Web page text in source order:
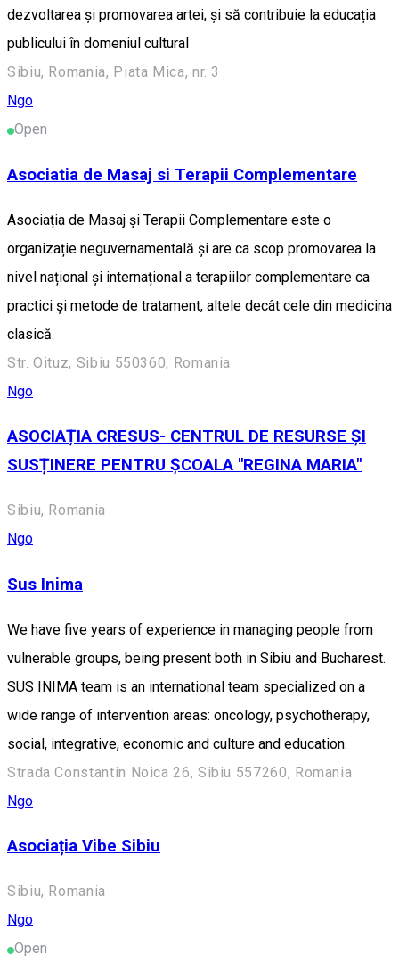
dezvoltarea și promovarea artei, și să contribuie la educația
publicului în domeniul cultural
Sibiu, Romania, Piata Mica, nr. 3
Ngo
Open
Asociatia de Masaj si Terapii Complementare
Asociația de Masaj și Terapii Complementare este o
organizație neguvernamentală și are ca scop promovarea la
nivel național și internațional a terapiilor complementare ca
practici și metode de tratament, altele decât cele din medicina
clasică.
Str. Oituz, Sibiu 550360, Romania
Ngo
ASOCIAȚIA CRESUS- CENTRUL DE RESURSE ȘI
SUSȚINERE PENTRU ȘCOALA "REGINA MARIA"
Sibiu, Romania
Ngo
Sus Inima
We have five years of experience in managing people from
vulnerable groups, being present both in Sibiu and Bucharest.
SUS INIMA team is an international team specialized on a
wide range of intervention areas: oncology, psychotherapy,
social, integrative, economic and culture and education.
Strada Constantin Noica 26, Sibiu 557260, Romania
Ngo
Asociația Vibe Sibiu
Sibiu, Romania
Ngo
Open